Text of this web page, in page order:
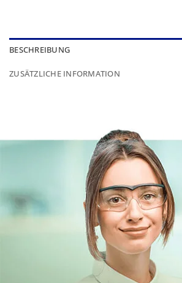
BESCHREIBUNG
ZUSÄTZLICHE INFORMATION